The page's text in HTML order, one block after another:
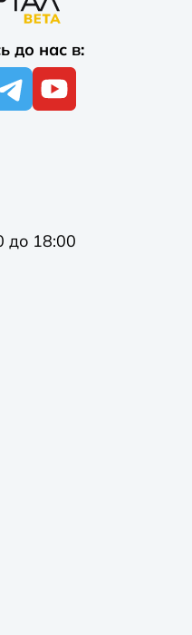
до нас в:
до 18:00